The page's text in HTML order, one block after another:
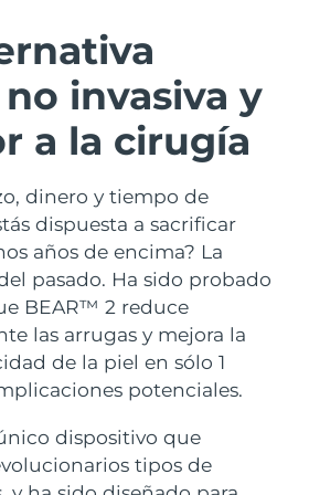
invasiva y
a la cirugía
dinero y tiempo de
dispuesta a sacrificar
años de encima? La
pasado. Ha sido probado
BEAR™ 2 reduce
las arrugas y mejora la
de la piel en sólo 1
potenciales.
dispositivo que
tipos de
massage
4 Plus
LED heating
4 Men
Lifting facial
toning
2 go
toning on-the-go
2 eyes & lips
3 pack
hydration
3 LED
and red light therapy
Cuidado bucal
4
sonic toothbrush
silicone sonic toothbrush
ANTIEDAD FAQ™
Tratamientos LED
NEW
Entrega prevista
Entrega prevista8/10/26
Entrega prevista 8/9/26
Entrega prevista
Entrega prevista
Entrega prevista
Entrega prevista 8/9/26
Entrega prevista8/13/26
Entrega prevista